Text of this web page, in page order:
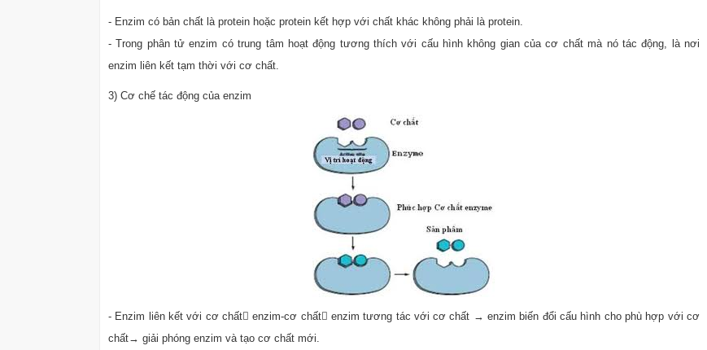
- Enzim có bản chất là protein hoặc protein kết hợp với chất khác không phải là protein.
- Trong phân tử enzim có trung tâm hoạt động tương thích với cấu hình không gian của cơ chất mà nó tác động, là nơi
enzim liên kết tạm thời với cơ chất.
3) Cơ chế tác động của enzim
- Enzim liên kết với cơ chất enzim-cơ chất enzim tương tác với cơ chất → enzim biến đổi cấu hình cho phù hợp với cơ
chất→ giải phóng enzim và tạo cơ chất mới.